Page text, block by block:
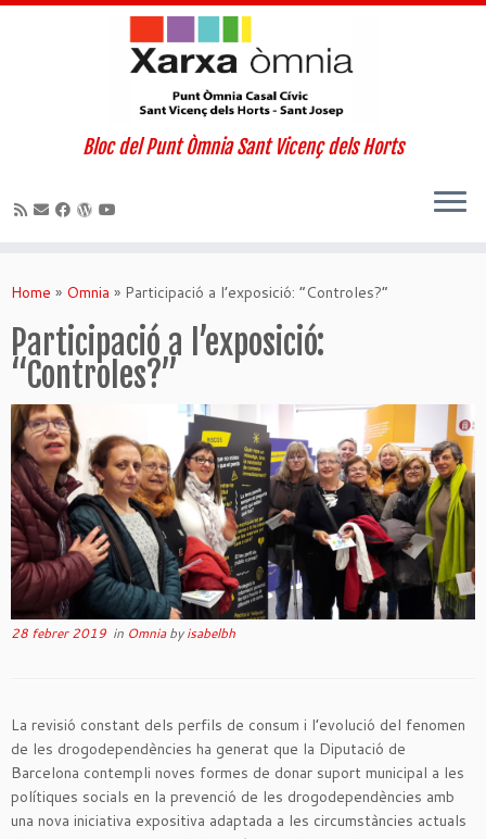
to
Bloc del Punt Òmnia Sant Vicenç dels Horts
Home » Omnia » Participació a l’exposició: “Controles?”
Participació a l’exposició:
“Controles?”
28 febrer 2019 in Omniabyisabelbh
La revisió constant dels perfils de consum i l’evolució del fenomen
de les drogodependències ha generat que la Diputació de
Barcelona contempli noves formes de donar suport municipal a les
polítiques socials en la prevenció de les drogodependències amb
una nova iniciativa expositiva adaptada a les circumstàncies actuals